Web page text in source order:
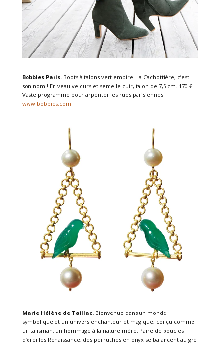
Bobbies Paris. Boots à talons vert empire. La Cachottière, c’est
son nom ! En veau velours et semelle cuir, talon de 7,5 cm. 170 €
Vaste programme pour arpenter les rues parisiennes.
www.bobbies.com
Marie Hélène de Taillac.Bienvenue dans un monde
symbolique et un univers enchanteur et magique, conçu comme
un talisman, un hommage à la nature mère. Paire de boucles
d’oreilles Renaissance, des perruches en onyx se balancent au gré